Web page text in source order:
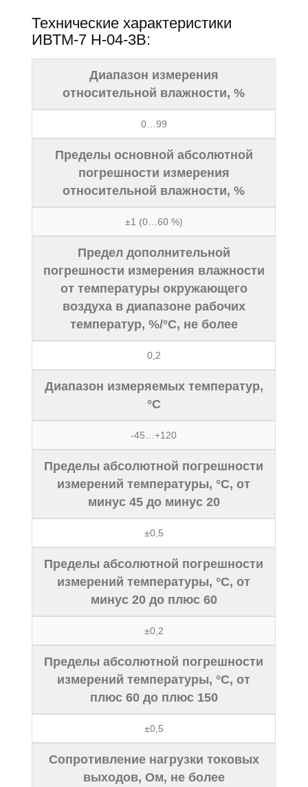
Технические характеристики
ИВТМ-7 Н-04-3В:
Диапазон измерения
относительной влажности, %
0…99
Пределы основной абсолютной
погрешности измерения
относительной влажности, %
±1 (0…60 %)
Предел дополнительной
погрешности измерения влажности
от температуры окружающего
воздуха в диапазоне рабочих
температур, %/°С, не более
0,2
Диапазон измеряемых температур,
°С
-45…+120
Пределы абсолютной погрешности
измерений температуры, °С, от
минус 45 до минус 20
±0,5
Пределы абсолютной погрешности
измерений температуры, °С, от
минус 20 до плюс 60
±0,2
Пределы абсолютной погрешности
измерений температуры, °С, от
плюс 60 до плюс 150
±0,5
Сопротивление нагрузки токовых
выходов, Ом, не более